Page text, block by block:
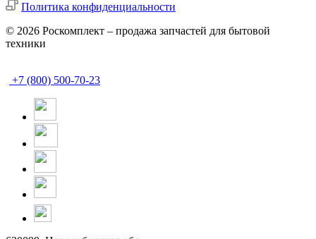
Политика конфиденциальности
© 2026 Роскомплект – продажа запчастей для бытовой
техники
+7 (800) 500-70-23